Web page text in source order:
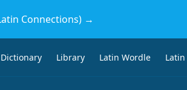
Connections) →
Dictionary Library Latin Wordle